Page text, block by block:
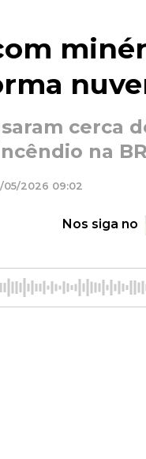
cerca
na
05/2026 09:02
Nos siga no